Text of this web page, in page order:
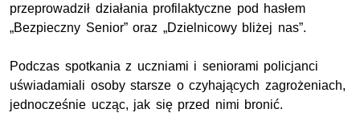
przeprowadził działania profilaktyczne pod hasłem
„Bezpieczny Senior” oraz „Dzielnicowy bliżej nas”.
Podczas spotkania z uczniami i seniorami policjanci
uświadamiali osoby starsze o czyhających zagrożeniach,
jednocześnie ucząc, jak się przed nimi bronić.